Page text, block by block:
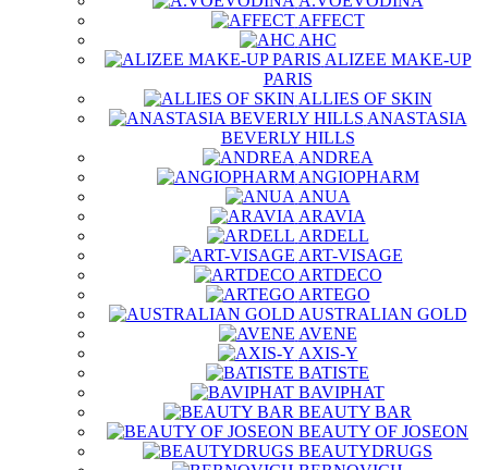
AFFECT
AHC
ALIZEE MAKE-UP
PARIS
ALLIES OF SKIN
ANASTASIA
BEVERLY HILLS
ANDREA
ANGIOPHARM
ANUA
ARAVIA
ARDELL
ART-VISAGE
ARTDECO
ARTEGO
AUSTRALIAN GOLD
AVENE
AXIS-Y
BATISTE
BAVIPHAT
BEAUTY BAR
BEAUTY OF JOSEON
BEAUTYDRUGS